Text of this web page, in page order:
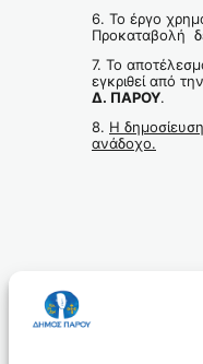
6. Το έργο
Προκαταβολή
7. Το
εγκριθεί από την
Δ. ΠΑΡΟΥ.
8. Η
ανάδοχο.